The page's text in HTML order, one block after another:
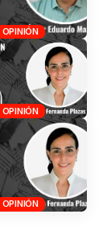
OPINIÓN
OPINIÓN
OPINIÓN